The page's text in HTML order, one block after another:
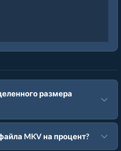
размера
MKV на процент?